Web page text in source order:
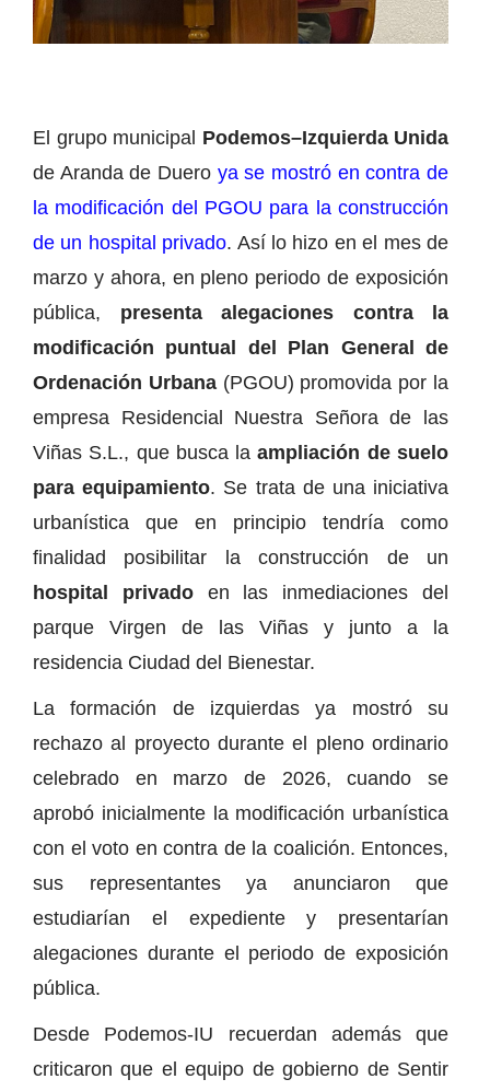
El grupo municipal Podemos–Izquierda Unida
de Aranda de Duero ya se mostró en contra de
la modificación del PGOU para la construcción
de un hospital privado. Así lo hizo en el mes de
marzo y ahora, en pleno periodo de exposición
pública, presenta alegaciones contra la
modificación puntual del Plan General de
Ordenación Urbana (PGOU) promovida por la
empresa Residencial Nuestra Señora de las
Viñas S.L., que busca laampliación de suelo
para equipamiento. Se trata de una iniciativa
urbanística que en principio tendría como
finalidad posibilitar la construcción de un
hospital privadoen las inmediaciones del
parque Virgen de las Viñas y junto a la
residencia Ciudad del Bienestar.
La formación de izquierdas ya mostró su
rechazo al proyecto durante el pleno ordinario
celebrado en marzo de 2026, cuando se
aprobó inicialmente la modificación urbanística
con el voto en contra de la coalición. Entonces,
sus representantes ya anunciaron que
estudiarían el expediente y presentarían
alegaciones durante el periodo de exposición
pública.
Desde Podemos-IU recuerdan además que
criticaron que el equipo de gobierno de Sentir